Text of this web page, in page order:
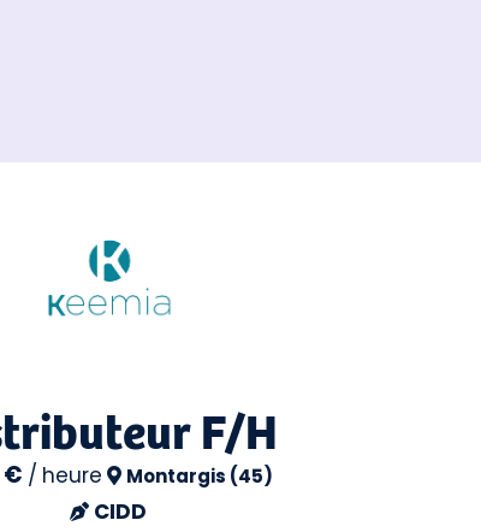
F/H
€ / heure Montargis (45)
CIDD